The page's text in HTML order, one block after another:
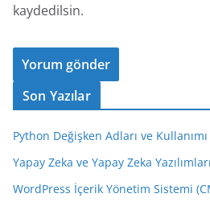
kaydedilsin.
Son Yazılar
Python Değişken Adları ve
Yapay Zeka ve Yapay Zeka
WordPress İçerik Yönetim Sistemi